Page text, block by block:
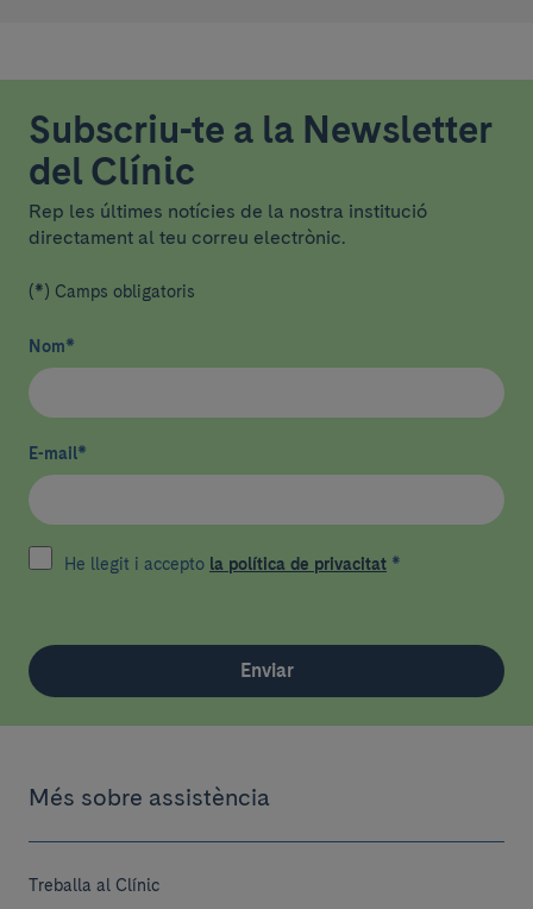
Subscriu-te a la Newsletter
del Clínic
Rep les últimes notícies de la nostra institució
directament al teu correu electrònic.
(*) Camps obligatoris
Nom*
E-mail*
He llegit i accepto la política de privacitat *
Enviar
Més sobre assistència
Treballa al Clínic